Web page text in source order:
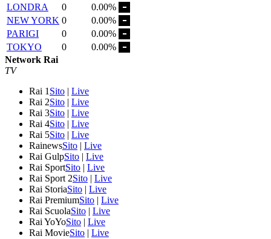
LONDRA
0
0.00%
NEW YORK 0
0.00%
PARIGI
0
0.00%
TOKYO
0
0.00%
Network Rai
TV
Rai 1 Sito | Live
Rai 2Sito | Live
Rai 3Sito | Live
Rai 4Sito | Live
Rai 5Sito | Live
RainewsSito | Live
Rai GulpSito | Live
Rai SportSito | Live
Rai Sport 2Sito | Live
Rai StoriaSito | Live
Rai PremiumSito | Live
Rai ScuolaSito | Live
Rai YoYoSito | Live
Rai MovieSito | Live